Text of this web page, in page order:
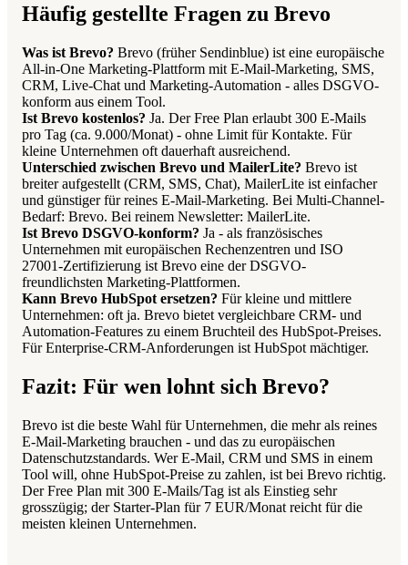
Häufig gestellte Fragen zu Brevo
Was ist Brevo? Brevo (früher Sendinblue) ist eine europäische
All-in-One Marketing-Plattform mit E-Mail-Marketing, SMS,
CRM, Live-Chat und Marketing-Automation - alles DSGVO-
konform aus einem Tool.
Ist Brevo kostenlos? Ja. Der Free Plan erlaubt 300 E-Mails
pro Tag (ca. 9.000/Monat) - ohne Limit für Kontakte. Für
kleine Unternehmen oft dauerhaft ausreichend.
Unterschied zwischen Brevo und MailerLite? Brevo ist
breiter aufgestellt (CRM, SMS, Chat), MailerLite ist einfacher
und günstiger für reines E-Mail-Marketing. Bei Multi-Channel-
Bedarf: Brevo. Bei reinem Newsletter: MailerLite.
Ist Brevo DSGVO-konform? Ja - als französisches
Unternehmen mit europäischen Rechenzentren und ISO
27001-Zertifizierung ist Brevo eine der DSGVO-
freundlichsten Marketing-Plattformen.
Kann Brevo HubSpot ersetzen? Für kleine und mittlere
Unternehmen: oft ja. Brevo bietet vergleichbare CRM- und
Automation-Features zu einem Bruchteil des HubSpot-Preises.
Für Enterprise-CRM-Anforderungen ist HubSpot mächtiger.
Fazit: Für wen lohnt sich Brevo?
Brevo ist die beste Wahl für Unternehmen, die mehr als reines
E-Mail-Marketing brauchen - und das zu europäischen
Datenschutzstandards. Wer E-Mail, CRM und SMS in einem
Tool will, ohne HubSpot-Preise zu zahlen, ist bei Brevo richtig.
Der Free Plan mit 300 E-Mails/Tag ist als Einstieg sehr
grosszügig; der Starter-Plan für 7 EUR/Monat reicht für die
meisten kleinen Unternehmen.